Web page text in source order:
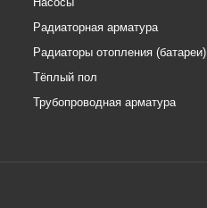
Радиаторная арматура
Радиаторы отопления (батареи)
Тёплый пол
Трубопроводная арматура